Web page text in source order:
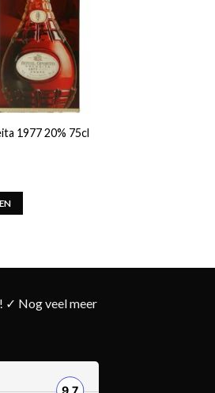
1977 20% 75cl
✓ Nog veel meer